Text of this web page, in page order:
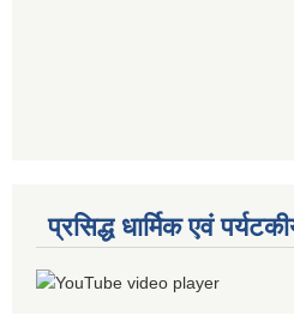
प्रसिद्ध धार्मिक एवं